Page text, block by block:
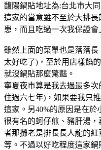
馥陽鍋貼地址為:台北市大同
這家的當意雖不至於大排
患，而且吃過一次我保證會
雖然上面的菜單也是落落
太好吃了)，至於用店樣餡
就沒鍋貼那麼驚豔。
寧夏夜市算是我去過最多
住過六七年)，如果要我只
這家。另40%的原因是在
很有名的蚵仔煎、豬肝湯
者那攤老是排長長人龍的
等。不過以好吃程度這家